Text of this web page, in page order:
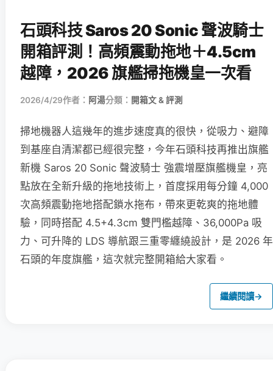
石頭科技 Saros 20 Sonic 聲波騎士
開箱評測！高頻震動拖地＋4.5cm
越障，2026 旗艦掃拖機皇一次看
2026/4/29作者： 阿湯分類： 開箱文 & 評測
掃地機器人這幾年的進步速度真的很快，從吸力、避障
到基座自清潔都已經很完整，今年石頭科技再推出旗艦
新機 Saros 20 Sonic 聲波騎士 強震增壓旗艦機皇，亮
點放在全新升級的拖地技術上，首度採用每分鐘 4,000
次高頻震動拖地搭配鎖水拖布，帶來更乾爽的拖地體
驗，同時搭配 4.5+4.3cm 雙門檻越障、36,000Pa 吸
力、可升降的 LDS 導航跟三重零纏繞設計，是 2026 年
石頭的年度旗艦，這次就完整開箱給大家看。
繼續閱讀→